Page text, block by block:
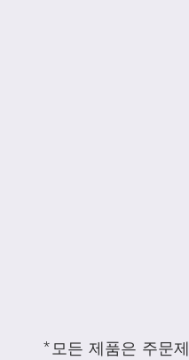
*모든 제품은 주문